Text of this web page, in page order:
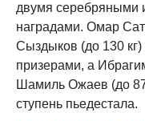
двумя серебряными
наградами. Омар
Сыздыков (до 130
призерами, а
Шамиль Ожаев (до 87
ступень пьедестала.